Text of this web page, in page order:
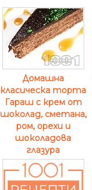
Домашна
класическа торта
Гараш с крем от
шоколад, сметана,
ром, орехи и
шоколадова
глазура